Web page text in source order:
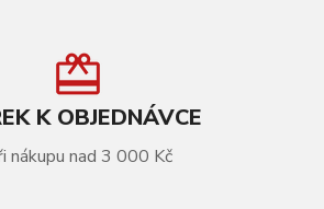
K OBJEDNÁVCE
nákupu nad 3 000 Kč